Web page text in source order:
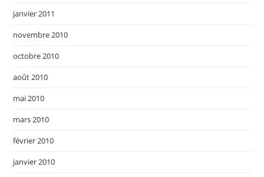
janvier 2011
novembre 2010
octobre 2010
août 2010
mai 2010
mars 2010
février 2010
janvier 2010